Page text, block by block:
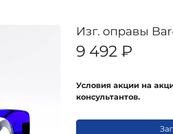
Изг. оправы
9 492 ₽
Условия акции на
консультантов.